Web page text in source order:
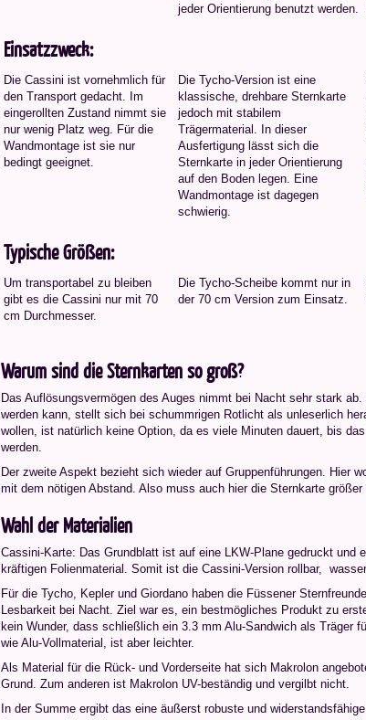
jeder Orientierung benutzt werden.
Einsatzzweck:
Die Cassini ist vornehmlich für
den Transport gedacht. Im
eingerollten Zustand nimmt sie
nur wenig Platz weg. Für die
Wandmontage ist sie nur
bedingt geeignet.
Die Tycho-Version ist eine
klassische, drehbare Sternkarte
jedoch mit stabilem
Trägermaterial. In dieser
Ausfertigung lässt sich die
Sternkarte in jeder Orientierung
auf den Boden legen. Eine
Wandmontage ist dagegen
schwierig.
Typische Größen:
Um transportabel zu bleiben
gibt es die Cassini nur mit 70
cm Durchmesser.
Die Tycho-Scheibe kommt nur in
der 70 cm Version zum Einsatz.
Warum sind die Sternkarten so groß?
Das Auflösungsvermögen des Auges nimmt bei Nacht sehr stark
werden kann, stellt sich bei schummrigen Rotlicht als unleserlich
wollen, ist natürlich keine Option, da es viele Minuten dauert, bis
werden.
Der zweite Aspekt bezieht sich wieder auf Gruppenführungen. Hier
mit dem nötigen Abstand. Also muss auch hier die Sternkarte größer
Wahl der Materialien
Cassini-Karte: Das Grundblatt ist auf eine LKW-Plane gedruckt
kräftigen Folienmaterial. Somit ist die Cassini-Version rollbar,
Für die Tycho, Kepler und Giordano haben die Füssener
Lesbarkeit bei Nacht. Ziel war es, ein bestmögliches Produkt zu
kein Wunder, dass schließlich ein 3.3 mm Alu-Sandwich als
wie Alu-Vollmaterial, ist aber leichter.
Als Material für die Rück- und Vorderseite hat sich Makrolon
Grund. Zum anderen ist Makrolon UV-beständig und vergilbt nicht.
In der Summe ergibt das eine äußerst robuste und